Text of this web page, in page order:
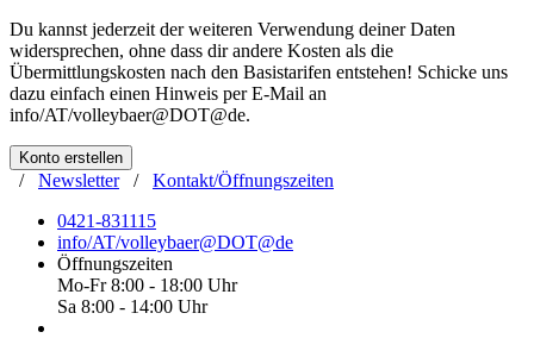
Du kannst jederzeit der weiteren Verwendung deiner Daten
widersprechen, ohne dass dir andere Kosten als die
Übermittlungskosten nach den Basistarifen entstehen! Schicke uns
dazu einfach einen Hinweis per E-Mail an
info/AT/volleybaer@DOT@de.
Konto erstellen
/ Newsletter/ Kontakt/Öffnungszeiten
0421-831115
info/AT/volleybaer@DOT@de
Öffnungszeiten
Mo-Fr 8:00 - 18:00 Uhr
Sa 8:00 - 14:00 Uhr